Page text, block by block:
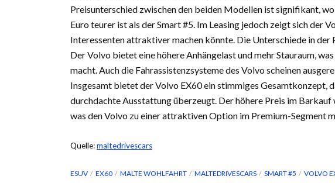
Preisunterschied zwischen den beiden Modellen ist signifikant,
Euro teurer ist als der Smart #5. Im Leasing jedoch zeigt sich der
Interessenten attraktiver machen könnte. Die Unterschiede in
Der Volvo bietet eine höhere Anhängelast und mehr Stauraum,
macht. Auch die Fahrassistenzsysteme des Volvo scheinen
Insgesamt bietet der Volvo EX60 ein stimmiges Gesamtkonzept,
durchdachte Ausstattung überzeugt. Der höhere Preis im
was den Volvo zu einer attraktiven Option im Premium-Segment
Quelle:maltedrivescars
ESUV EX60 MALTE WOHLFAHRT MALTEDRIVESCARS SMART #5 VOLVO